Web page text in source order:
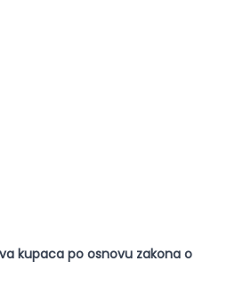
kupaca po osnovu zakona o